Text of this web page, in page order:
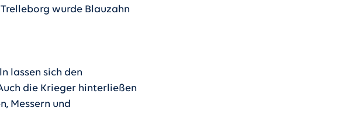
wurde Blauzahn
lassen sich den
die Krieger hinterließen
Messern und